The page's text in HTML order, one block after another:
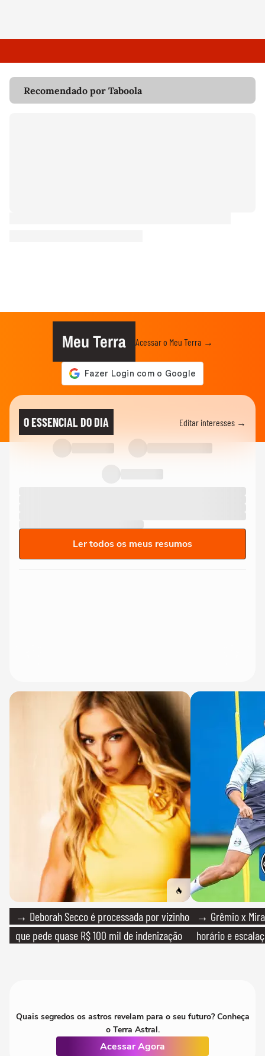
Recomendado por Taboola
Meu Terra Acessar o Meu Terra →
O ESSENCIAL DO DIA Editar interesses →
Ler todos os meus resumos
→ Deborah Secco é processada por vizinho
que pede quase R$ 100 mil de indenização
→ Grêmio x
horário e
Quais segredos os astros revelam para o seu futuro? Conheça
o Terra Astral.
Acessar Agora